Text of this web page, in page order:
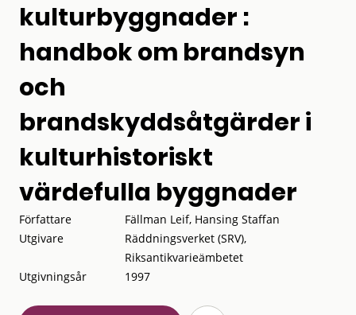
kulturbyggnader :
handbok om brandsyn
och
brandskyddsåtgärder i
kulturhistoriskt
värdefulla byggnader
Författare
Fällman Leif, Hansing Staffan
Utgivare
Räddningsverket (SRV),
Riksantikvarieämbetet
Utgivningsår
1997